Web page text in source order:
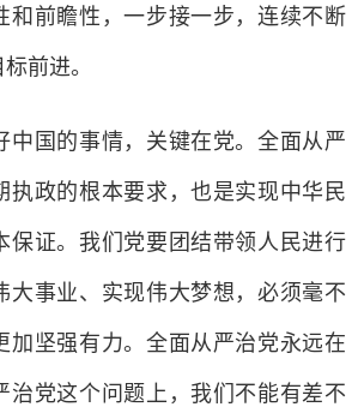
和前瞻性，一步接一步，连续不断
前进。
国的事情，关键在党。全面从严
执政的根本要求，也是实现中华民
保证。我们党要团结带领人民进行
大事业、实现伟大梦想，必须毫不
加坚强有力。全面从严治党永远在
治党这个问题上，我们不能有差不